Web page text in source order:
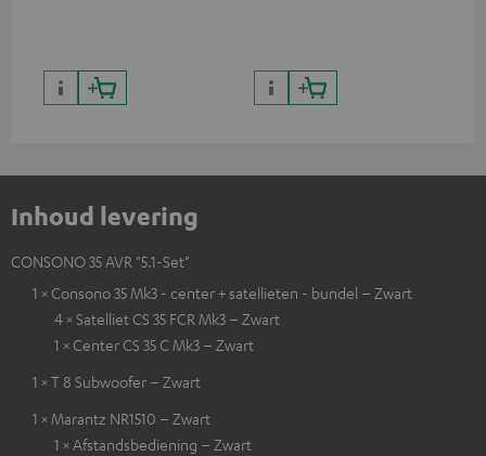
Inhoud levering
CONSONO 35 AVR "5.1-Set"
1 × Consono 35 Mk3 - center + satellieten - bundel – Zwart
4 × Satelliet CS 35 FCR Mk3 – Zwart
1 × Center CS 35 C Mk3 – Zwart
1 × T 8 Subwoofer – Zwart
1 × Marantz NR1510 – Zwart
1 × Afstandsbediening – Zwart